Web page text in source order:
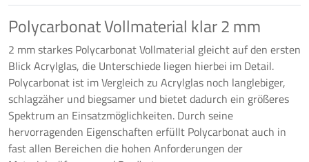
Polycarbonat Vollmaterial klar 2 mm
2 mm starkes Polycarbonat Vollmaterial gleicht auf den ersten
Blick Acrylglas, die Unterschiede liegen hierbei im Detail.
Polycarbonat ist im Vergleich zu Acrylglas noch langlebiger,
schlagzäher und biegsamer und bietet dadurch ein größeres
Spektrum an Einsatzmöglichkeiten. Durch seine
hervorragenden Eigenschaften erfüllt Polycarbonat auch in
fast allen Bereichen die hohen Anforderungen der